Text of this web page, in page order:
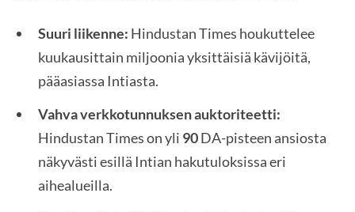
Suuri liikenne: Hindustan Times houkuttelee
kuukausittain miljoonia yksittäisiä kävijöitä,
pääasiassa Intiasta.
Vahva verkkotunnuksen auktoriteetti:
Hindustan Times on yli 90DA-pisteen ansiosta
näkyvästi esillä Intian hakutuloksissa eri
aihealueilla.